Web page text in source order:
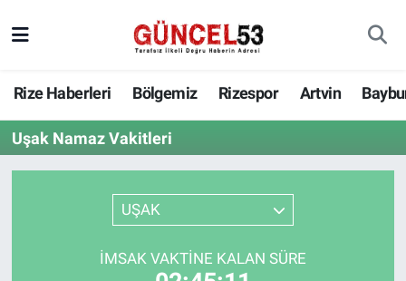
Rize Haberleri Bölgemiz Rizespor Artvin
Uşak Namaz Vakitleri
UŞAK
İMSAK VAKTINE KALAN SÜRE